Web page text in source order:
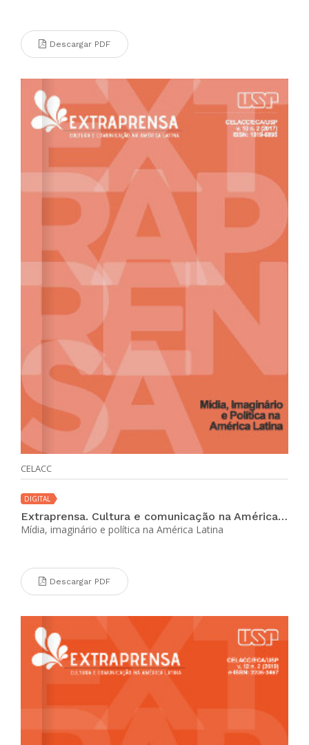
Descargar PDF
CELACC
DIGITAL
Extraprensa. Cultura e comunicação na América Latina (vol. 10 no. 2 ene-jun 2017)
Mídia, imaginário e política na América Latina
Descargar PDF